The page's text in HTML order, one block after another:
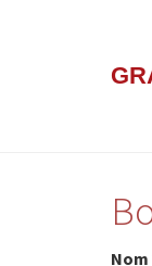
Nom